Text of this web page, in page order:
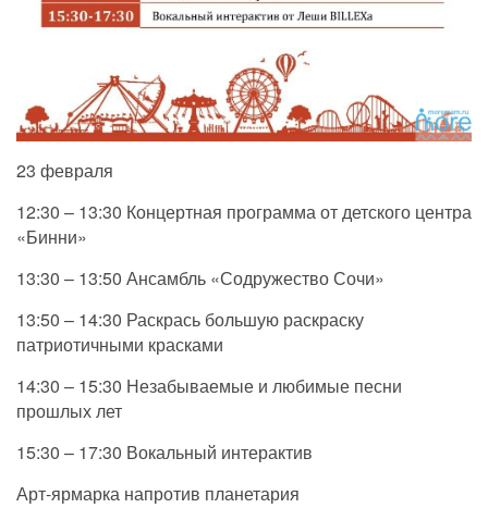
23 февраля
12:30 – 13:30 Концертная программа от детского центра
«Бинни»
13:30 – 13:50 Ансамбль «Содружество Сочи»
13:50 – 14:30 Раскрась большую раскраску
патриотичными красками
14:30 – 15:30 Незабываемые и любимые песни
прошлых лет
15:30 – 17:30 Вокальный интерактив
Арт-ярмарка напротив планетария